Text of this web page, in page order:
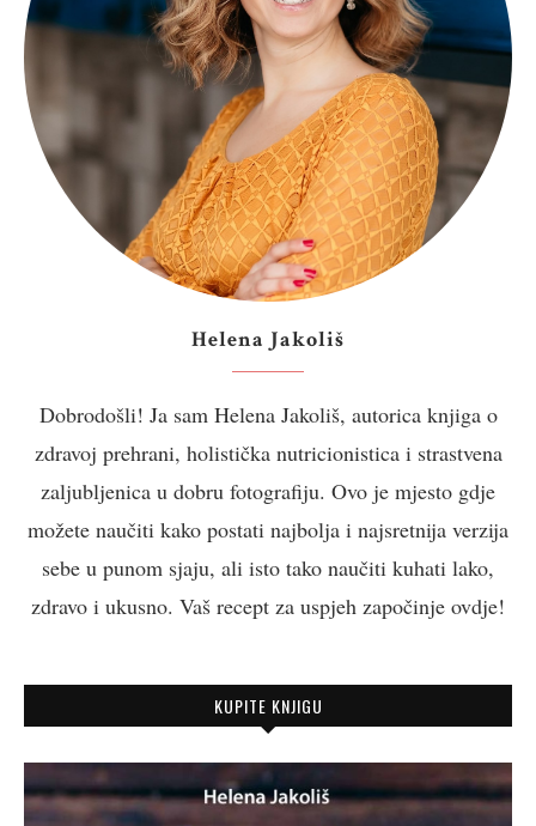
Helena Jakoliš
Dobrodošli! Ja sam Helena Jakoliš, autorica knjiga o
zdravoj prehrani, holistička nutricionistica i strastvena
zaljubljenica u dobru fotografiju. Ovo je mjesto gdje
možete naučiti kako postati najbolja i najsretnija verzija
sebe u punom sjaju, ali isto tako naučiti kuhati lako,
zdravo i ukusno. Vaš recept za uspjeh započinje ovdje!
KUPITE KNJIGU